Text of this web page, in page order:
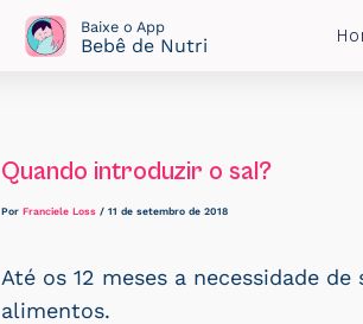
Baixe o App
Bebê de Nutri
Quando introduzir o sal?
Por Franciele Loss / 11 de setembro de 2018
Até os 12 meses a necessidade
alimentos.